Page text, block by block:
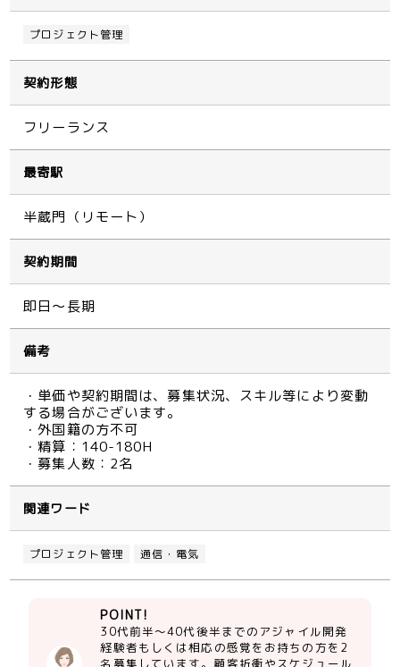
プロジェクト管理
契約形態
フリーランス
最寄駅
半蔵門（リモート）
契約期間
即日～長期
備考
・単価や契約期間は、募集状況、スキル等により変動
する場合がございます。
・外国籍の方不可
・精算：140-180H
・募集人数：2名
関連ワード
プロジェクト管理 通信・電気
POINT!
30代前半～40代後半までのアジャイル開発
経験者もしくは相応の感覚をお持ちの方を2
名募集しています。顧客折衝やスケジュール